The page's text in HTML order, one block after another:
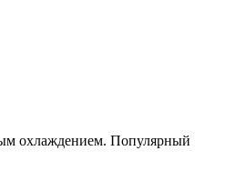
охлаждением. Популярный